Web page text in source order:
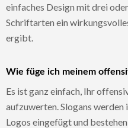
einfaches Design mit drei
Schriftarten ein
ergibt.
Wie füge ich meinem
Es ist ganz einfach, Ihr
aufzuwerten. Slogans werden
Logos eingefügt und